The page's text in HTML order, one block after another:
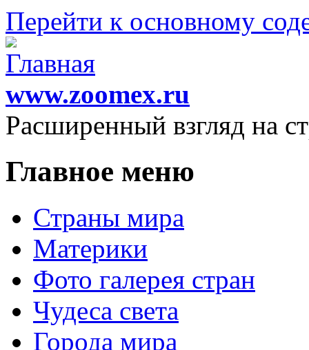
Перейти к основному
www.zoomex.ru
Расширенный взгляд на
Главное меню
Страны мира
Материки
Фото галерея стран
Чудеса света
Города мира